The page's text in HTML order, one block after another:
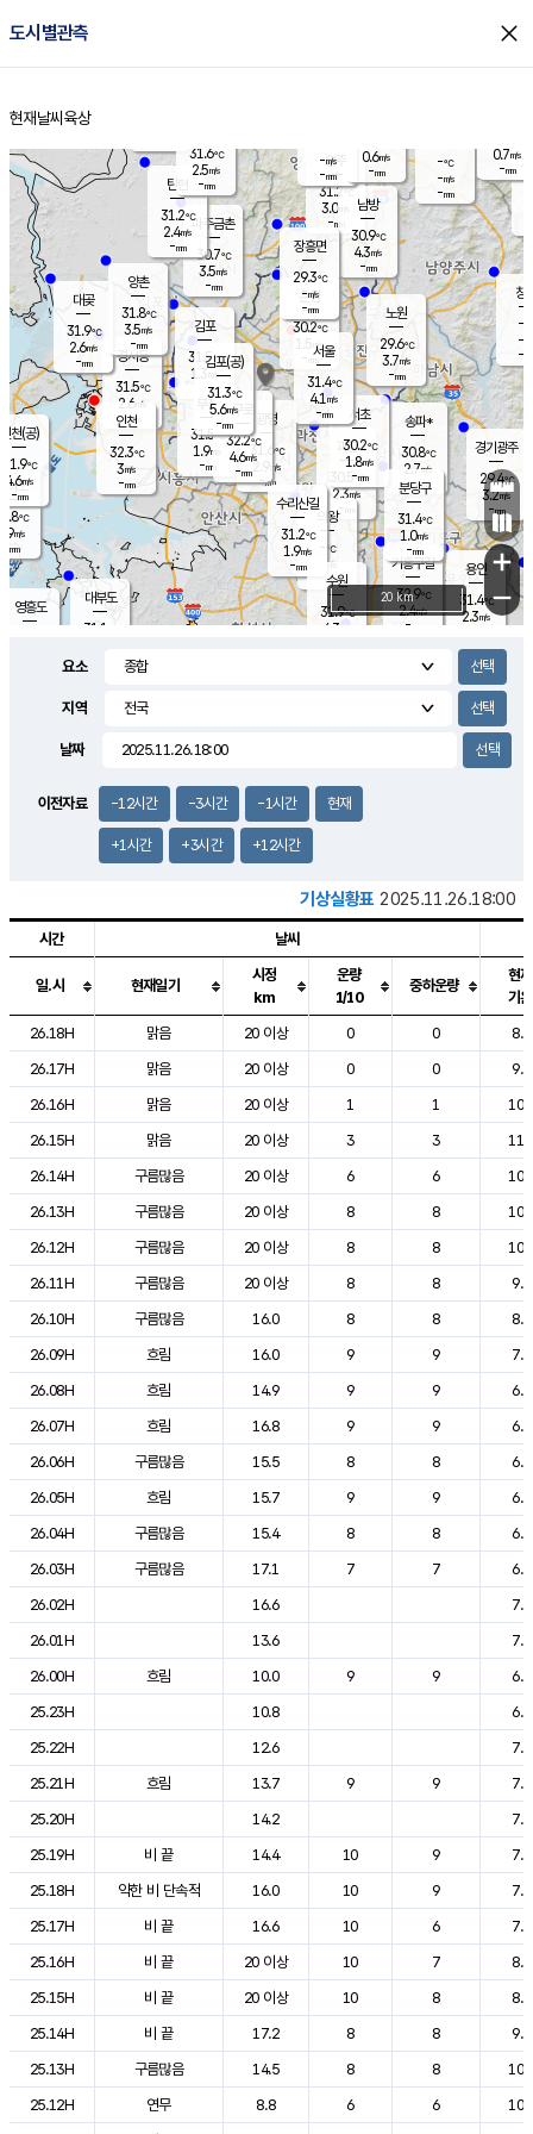
도시별관측 close
홈
현재날씨 육상
의도
℃
m/s
mm
영흥도
양주
31.2℃
3.0
-mm
과천
30.5℃
2.3m/s
- mm
용인
31.4℃
2.3m/s
경기광주
29.4℃
3.2m/s
-mm
4.3m/s
대부도
31.1
경서동
31.5℃
2.6 m/s
-mm
파주금촌
30.7℃
3.5m/s
-mm
-℃
-m/s
-mm
대곶
31.9℃
2.6m/s
-mm
창
-
-m/
-
탄현
31.2℃
2.4m/s
-mm
0.7m/s
-mm
의왕
- ℃
m/s
mm
김포
31.5℃
1.3 m/s
mm
광명
31.6 ℃
2.9 m/s
-mm
부천
31.5℃
1.9m/s
-mm
양촌
31.8℃
3.5m/s
-mm
구로
32.2℃
4.6m/s
-mm
은평
30.2℃
1.5 m/s
- mm
노원
29.6℃
3.7m/s
-mm
송파*
30.8℃
2.7m/s
-mm
서초
30.2℃
1.8m/s
-mm
남방
30.9℃
4.3m/s
-mm
기흥구갈
32.9℃
2.4m/s
-
수리산길
31.2℃
1.9m/s
-mm
분당구
31.4℃
1.0m/s
-mm
장흥면
29.3℃
-m/s
-mm
-m/s
-mm
인천(공)
31.9℃
4.6m/s
-mm
김포(공)
31.3℃
5.6m/s
-mm
수원
31.9℃
4.3 m/s
인천
32.3℃
3m/s
-mm
서울
31.4℃
4.1 m/s
-mm
31.6℃
2.5m/s
-mm
0.6m/s
-mm
+
−
20 km
요소
지역
날짜
이전자료 -12시간 -3시간 -1시간 현재
+1시간 +3시간 +12시간
기상실황표 2025.11.26.18:00
도시별 기상실황표로 지점, 날씨, 기온, 강수, 바람, 기압등을 안내한 표입
시간 날씨
일.시 현재일기
시정
km
운량
1/10
중하운량
현재
기온
26.18H
맑음 20 이상 0 0
8.3
26.17H
맑음 20 이상 0 0
9.6
26.16H
맑음 20 이상 1 1
26.15H
맑음 20 이상 3 3
26.14H
구름많음 20 이상 6 6
26.13H
구름많음 20 이상 8 8
26.12H
구름많음 20 이상 8 8
26.11H
구름많음 20 이상 8 8
9.4
26.10H
구름많음 16.0 8 8
8.2
26.09H
흐림 16.0 9 9
7.1
26.08H
흐림 14.9 9 9
6.3
26.07H
흐림 16.8 9 9
6.3
26.06H
구름많음 15.5 8 8
6.1
26.05H
흐림 15.7 9 9
6.2
26.04H
구름많음 15.4 8 8
6.4
26.03H
구름많음 17.1 7 7
6.7
26.02H
16.6
7.1
26.01H
13.6
7.1
26.00H
흐림 10.0 9 9
6.6
25.23H
10.8
6.9
25.22H
12.6
7.2
25.21H
흐림 13.7 9 9
7.4
25.20H
14.2
7.4
25.19H
비 끝 14.4 10 9
7.6
25.18H
약한 비 단속적 16.0 10 9
7.7
25.17H
비 끝 16.6 10 6
7.8
25.16H
비 끝 20 이상 10 7
8.0
25.15H
비 끝 20 이상 10 8
8.7
25.14H
비 끝 17.2 8 8
9.6
25.13H
구름많음 14.5 8 8
25.12H
연무 8.8 6 6